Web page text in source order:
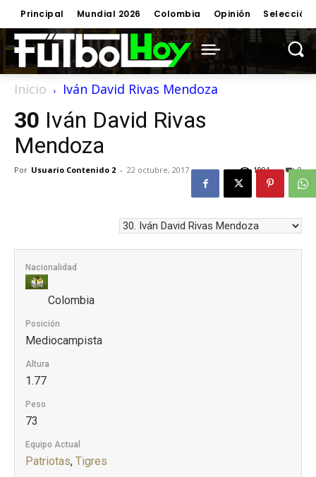
Principal Mundial 2026 Colombia Opinión Selección
Inicio Iván David Rivas Mendoza
30 Iván David Rivas
Mendoza
Por Usuario Contenido 2 - 22 octubre, 2017 0
1091
Nacionalidad
Colombia
Posición
Mediocampista
Altura
1.77
Peso
73
Equipo Actual
Patriotas, Tigres